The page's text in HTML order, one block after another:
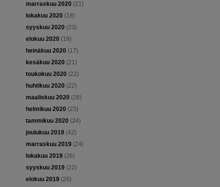
marraskuu 2020 (21)
lokakuu 2020 (18)
syyskuu 2020 (23)
elokuu 2020 (19)
heinäkuu 2020 (17)
kesäkuu 2020 (21)
toukokuu 2020 (22)
huhtikuu 2020 (22)
maaliskuu 2020 (26)
helmikuu 2020 (23)
tammikuu 2020 (24)
joulukuu 2019(42)
marraskuu 2019(24)
lokakuu 2019(26)
syyskuu 2019(22)
elokuu 2019(26)